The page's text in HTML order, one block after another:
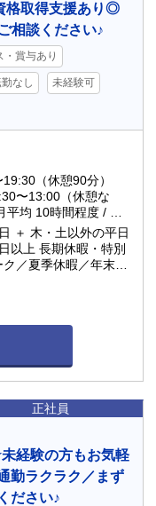
格取得支援あり◎
相談ください♪
・賞与あり
なし 未経験可
（休憩90分）
〜13:00（休憩な
時短勤務相談可
＋ 木・土以外の平日
・特別
／夏季休暇／年末年
連制
看護休暇／育児支援
正社員
経験の方もお気軽
勤ラクラク／まず
ださい♪